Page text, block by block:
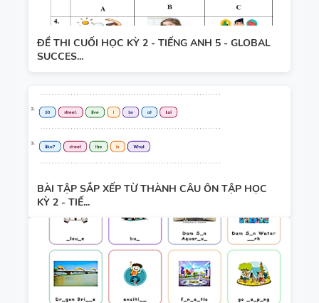
ĐỀ THI CUỐI HỌC KỲ 2 - TIẾNG ANH 5 - GLOBAL
SUCCES...
BÀI TẬP SẮP XẾP TỪ THÀNH CÂU ÔN TẬP HỌC
KỲ 2 - TIẾ...